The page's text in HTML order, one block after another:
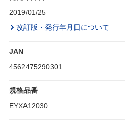
2019/01/25
改訂版・発行年月日について
JAN
4562475290301
規格品番
EYXA12030